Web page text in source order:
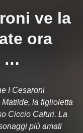
ve la
ora
…
I Cesaroni
la figlioletta
Ciccio Cafuri. La
più amati